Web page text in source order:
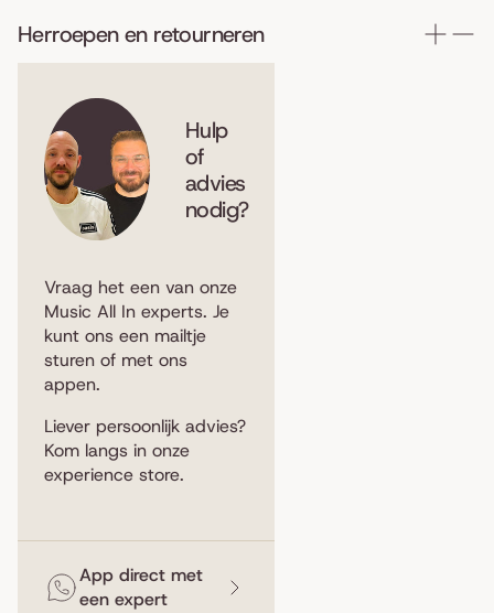
Herroepen en retourneren
Hulp
of
advies
nodig?
Vraag het een van onze
Music All In experts. Je
kunt ons een mailtje
sturen of met ons
appen.
Liever persoonlijk advies?
Kom langs in onze
experience store.
App direct met
een expert